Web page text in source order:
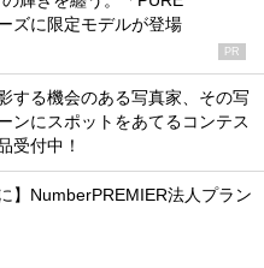
ズに限定モデルが登場
PR
する機会のある写真家、その写
ンにスポットをあてるコンテス
受付中！
】NumberPREMIER法人プラン